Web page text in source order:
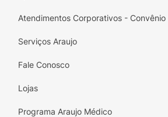
Atendimentos Corporativos - Convênio
Serviços Araujo
Fale Conosco
Lojas
Programa Araujo Médico